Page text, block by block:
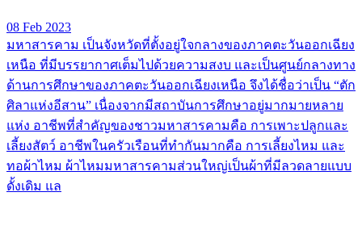
08 Feb 2023
มหาสารคาม เป็นจังหวัดที่ตั้งอยู่ใจกลางของภาคตะวันออกเฉียง
เหนือ ที่มีบรรยากาศเต็มไปด้วยความสงบ และเป็นศูนย์กลางทาง
ด้านการศึกษาของภาคตะวันออกเฉียงเหนือ จึงได้ชื่อว่าเป็น “ตัก
ศิลาแห่งอีสาน” เนื่องจากมีสถาบันการศึกษาอยู่มากมายหลาย
แห่ง อาชีพที่สำคัญของชาวมหาสารคามคือ การเพาะปลูกและ
เลี้ยงสัตว์ อาชีพในครัวเรือนที่ทำกันมากคือ การเลี้ยงไหม และ
ทอผ้าไหม ผ้าไหมมหาสารคามส่วนใหญ่เป็นผ้าที่มีลวดลายแบบ
ดั้งเดิม แล